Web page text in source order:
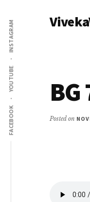
main
content
primary
sidebar
Additional
menu
FACEBOOK
YOUTUBE
INSTAGRAM
BG
Posted on